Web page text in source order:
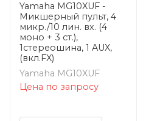
Yamaha MG10XUF -
Микшерный пульт, 4
микр./10 лин. вх. (4
моно + 3 ст.),
1стереошина, 1 AUX,
(вкл.FX)
Yamaha MG10XUF
Цена по запросу